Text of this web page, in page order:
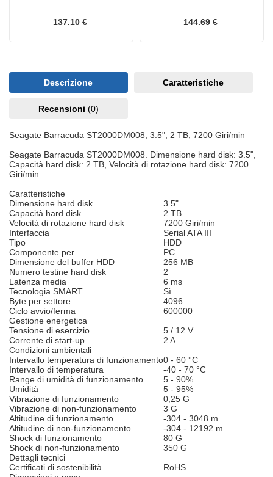
137.10 € 144.69 €
Descrizione Caratteristiche
Recensioni (0)
Seagate Barracuda ST2000DM008, 3.5", 2 TB, 7200 Giri/min
Seagate Barracuda ST2000DM008. Dimensione hard disk: 3.5",
Capacità hard disk: 2 TB, Velocità di rotazione hard disk: 7200
Giri/min
Caratteristiche
Dimensione hard disk
3.5"
Capacità hard disk
2 TB
Velocità di rotazione hard disk
7200 Giri/min
Interfaccia
Serial ATA III
Tipo
HDD
Componente per
PC
Dimensione del buffer HDD
256 MB
Numero testine hard disk
2
Latenza media
6 ms
Tecnologia SMART
Sì
Byte per settore
4096
Ciclo avvio/ferma
600000
Gestione energetica
Tensione di esercizio
5 / 12 V
Corrente di start-up
2 A
Condizioni ambientali
Intervallo temperatura di funzionamento0 - 60 °C
Intervallo di temperatura
-40 - 70 °C
Range di umidità di funzionamento
5 - 90%
Umidità
5 - 95%
Vibrazione di funzionamento
0,25 G
Vibrazione di non-funzionamento
3 G
Altitudine di funzionamento
-304 - 3048 m
Altitudine di non-funzionamento
-304 - 12192 m
Shock di funzionamento
80 G
Shock di non-funzionamento
350 G
Dettagli tecnici
Certificati di sostenibilità
RoHS